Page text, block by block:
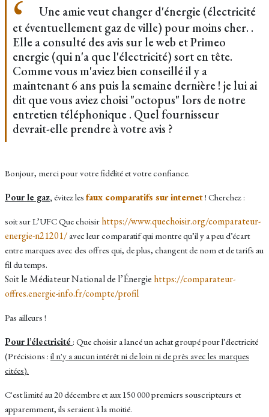
Une amie veut changer d'énergie (électricité
et éventuellement gaz de ville) pour moins cher. .
Elle a consulté des avis sur le web et Primeo
energie (qui n'a que l'électricité) sort en tête.
Comme vous m'aviez bien conseillé il y a
maintenant 6 ans puis la semaine dernière ! je lui ai
dit que vous aviez choisi "octopus" lors de notre
entretien téléphonique . Quel fournisseur
devrait-elle prendre à votre avis ?
Bonjour, merci pour votre fidélité et votre confiance.
Pour le gaz, évitez les faux comparatifs sur internet! Cherchez :
soit sur L’UFC Que choisir https://www.quechoisir.org/comparateur-
energie-n21201/ avec leur comparatif qui montre qu’il y a peu d’écart
entre marques avec des offres qui, de plus, changent de nom et de tarifs au
fil du temps.
Soit le Médiateur National de l’Énergie https://comparateur-
offres.energie-info.fr/compte/profil
Pas ailleurs !
Pour l’électricité : Que choisir a lancé un achat groupé pour l’électricité
(Précisions : il n'y a aucun intérêt ni de loin ni de près avec les marques
citées).
C'est limité au 20 décembre et aux 150 000 premiers souscripteurs et
apparemment, ils seraient à la moitié.